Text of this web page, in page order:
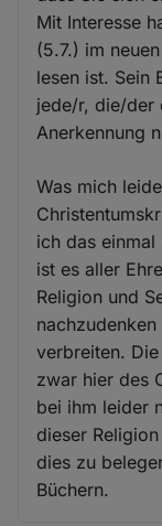
Mit Interesse
(5.7.) im
lesen ist. Sein
jede/r, die/der
Anerkennung
Was mich
ich das
ist es aller
Religion und
verbreiten.
zwar hier des
bei ihm leider
dieser
dies zu
Büchern.